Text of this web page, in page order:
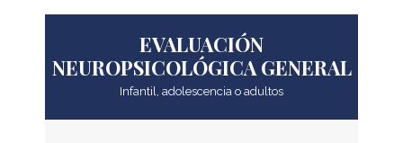
EVALUACIÓN
NEUROPSICOLÓGICA GENERAL
Infantil, adolescencia o adultos